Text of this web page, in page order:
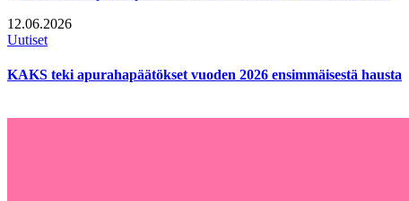
12.06.2026
Uutiset
KAKS teki apurahapäätökset vuoden 2026 ensimmäisestä hausta